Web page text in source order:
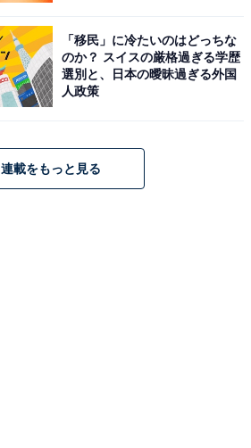
「移民」に冷たいのはどっちな
のか？ スイスの厳格過ぎる学歴
選別と、日本の曖昧過ぎる外国
人政策
連載をもっと見る